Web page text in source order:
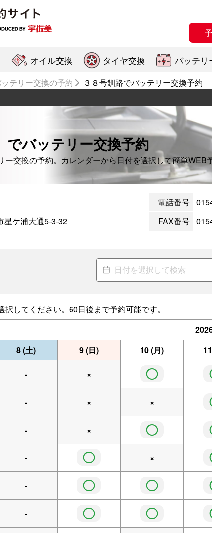
オイル交換 タイヤ交換 バッテリ
テリー交換の予約 ３８号釧路でバッテリー交換予約
でバッテリー交換予約
ー交換の予約。カレンダーから日付を選択して簡単WEB
星ケ浦大通5-3-32
電話番号
FAX番号
してください。60日後まで予約可能です。
8(土) 9(日) 10(月) 11
- × ◯
- × ×
- × ◯
- ◯ ×
- ◯ ◯
- ◯ ◯